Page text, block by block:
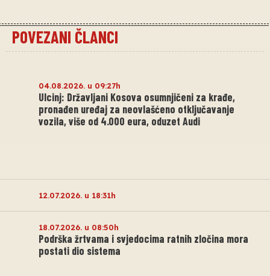
POVEZANI ČLANCI
04.08.2026. u 09:27h
Ulcinj: Državljani Kosova osumnjičeni za krađe,
pronađen uređaj za neovlašćeno otključavanje
vozila, više od 4.000 eura, oduzet Audi
12.07.2026. u 18:31h
18.07.2026. u 08:50h
Podrška žrtvama i svjedocima ratnih zločina mora
postati dio sistema